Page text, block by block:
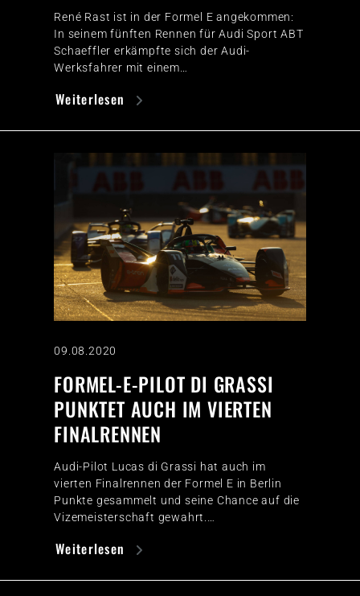
René Rast ist in der Formel E angekommen:
In seinem fünften Rennen für Audi Sport ABT
Schaeffler erkämpfte sich der Audi-
Werksfahrer mit einem…
Weiterlesen
09.08.2020
FORMEL-E-PILOT DI GRASSI
PUNKTET AUCH IM VIERTEN
FINALRENNEN
Audi-Pilot Lucas di Grassi hat auch im
vierten Finalrennen der Formel E in Berlin
Punkte gesammelt und seine Chance auf die
Vizemeisterschaft gewahrt.…
Weiterlesen